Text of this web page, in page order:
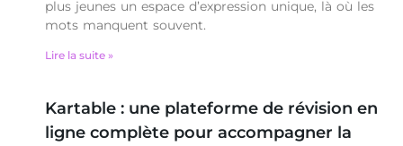
plus jeunes un espace d’expression unique, là où les
mots manquent souvent.
Lire la suite »
Kartable : une plateforme de révision en
ligne complète pour accompagner la